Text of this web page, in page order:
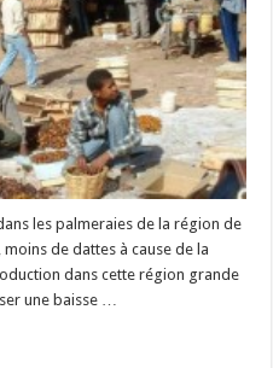
les palmeraies de la région de
de dattes à cause de la
dans cette région grande
une baisse …